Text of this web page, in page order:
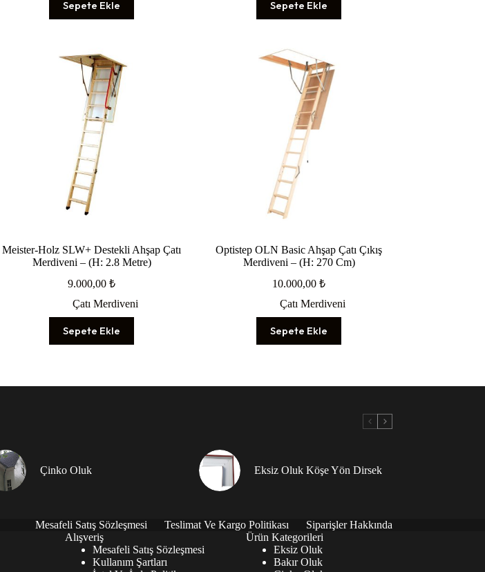
Sepete Ekle Sepete Ekle
Meister-Holz SLW+ Destekli Ahşap Çatı
Merdiveni – (H: 2.8 Metre)
9.000,00₺
Çatı Merdiveni
Sepete Ekle
Optistep OLN Basic Ahşap Çatı Çıkış
Merdiveni – (H: 270 Cm)
10.000,00₺
Çatı Merdiveni
Sepete Ekle
Çinko Oluk Eksiz Oluk Köşe Yön Dirsek
Mesafeli Satış Sözleşmesi Teslimat Ve Kargo Politikası
Siparişler Hakkında
Alışveriş
Mesafeli Satış Sözleşmesi
Kullanım Şartları
Ürün Kategorileri
Eksiz Oluk
Bakır Oluk